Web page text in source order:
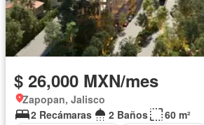
$ 26,000 MXN/mes
Zapopan, Jalisco
2 Recámaras
2 Baños
60 m²